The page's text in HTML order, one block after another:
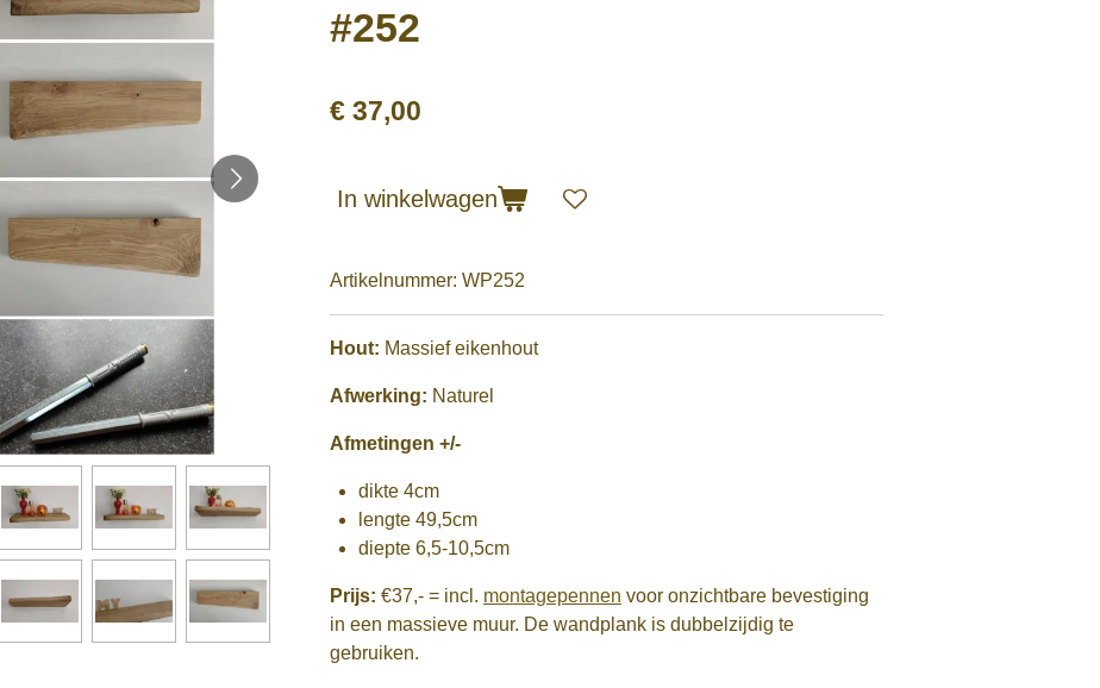
#252
€ 37,00
In winkelwagen
Artikelnummer: WP252
Hout: Massief eikenhout
Afwerking: Naturel
Afmetingen +/-
dikte 4cm
lengte 49,5cm
diepte 6,5-10,5cm
Prijs: €37,- = incl. montagepennen voor onzichtbare bevestiging
in een massieve muur. De wandplank is dubbelzijdig te
gebruiken.